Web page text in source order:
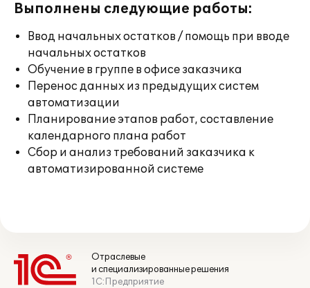
Выполнены следующие работы:
Ввод начальных остатков / помощь при вводе
начальных остатков
Обучение в группе в офисе заказчика
Перенос данных из предыдущих систем
автоматизации
Планирование этапов работ, составление
календарного плана работ
Сбор и анализ требований заказчика к
автоматизированной системе
Отраслевые
и специализированные решения
1С:Предприятие